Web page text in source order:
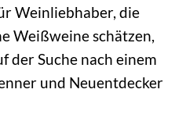
Weinliebhaber, die
Weißweine schätzen,
der Suche nach einem
und Neuentdecker